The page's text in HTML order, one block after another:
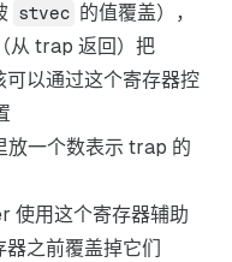
stvec 的值覆盖），
从 trap 返回）把
可以通过这个寄存器控
放一个数表示 trap 的
使用这个寄存器辅助
之前覆盖掉它们